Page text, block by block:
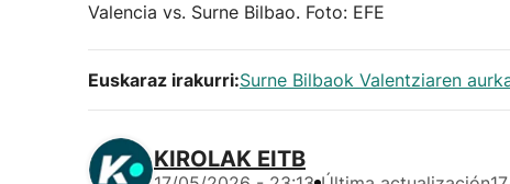
Valencia vs. Surne Bilbao. Foto: EFE
Euskaraz irakurri:Surne Bilbaok Valentziaren
KIROLAK EITB